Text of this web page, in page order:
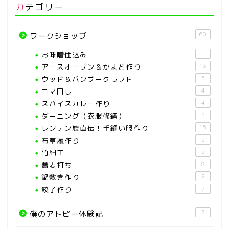
カテゴリー
ワークショップ 60
お味噌仕込み 1
アースオーブン＆かまど作り 13
ウッド＆バンブークラフト 5
コマ回し 4
スパイスカレー作り 4
ダーニング（衣服修繕） 3
レンテン族直伝！手縫い服作り 15
布草履作り 2
竹細工 2
蕎麦打ち 8
鍋敷き作り 2
餃子作り 7
僕のアトピー体験記 7